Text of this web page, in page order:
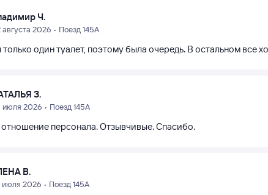
Ч.
2026 • Поезд 145А
только один туалет, поэтому была очередь. В остальном все
З.
июля 2026 • Поезд 145А
персонала. Отзывчивые. Спасибо.
В.
июля 2026 • Поезд 145А